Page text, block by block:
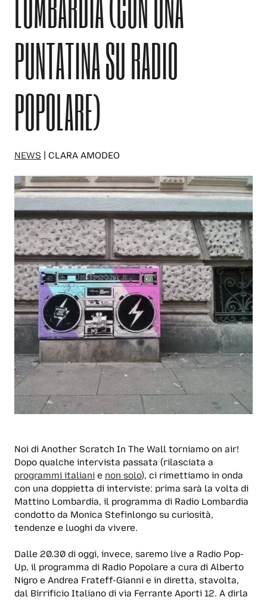
PUNTATINA SU RADIO
POPOLARE)
NEWS | CLARA AMODEO
Noi di Another Scratch In The Wall torniamo on air!
Dopo qualche intervista passata (rilasciata a
programmi italiani e non solo), ci rimettiamo in onda
con una doppietta di interviste: prima sarà la volta di
Mattino Lombardia, il programma di Radio Lombardia
condotto da Monica Stefinlongo su curiosità,
tendenze e luoghi da vivere.
Dalle 20.30 di oggi, invece, saremo live a Radio Pop-
Up, il programma di Radio Popolare a cura di Alberto
Nigro e Andrea Frateff-Gianni e in diretta, stavolta,
dal Birrificio Italiano di via Ferrante Aporti 12. A dirla